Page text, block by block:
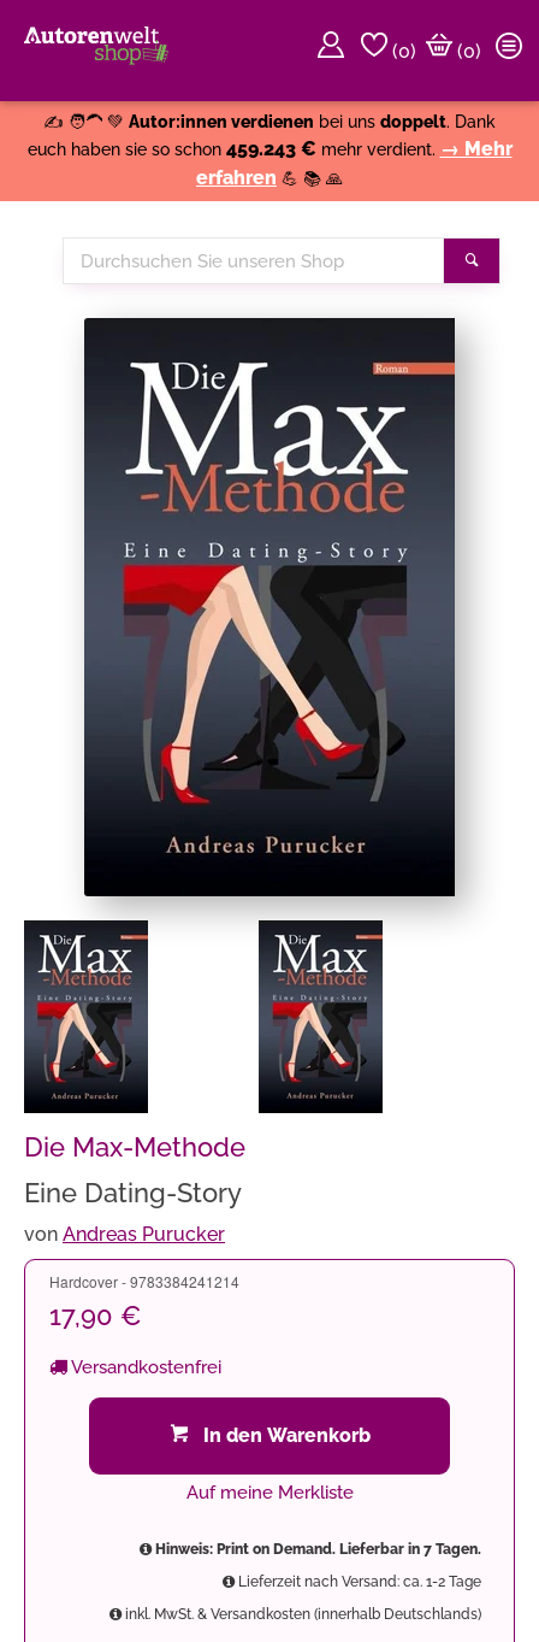
(0)
(0)
✍️ 🧑‍🦱 💚 Autor:innen verdienen bei uns doppelt. Dank
euch haben sie so schon 459.243 € mehr verdient. → Mehr
erfahren 💪 📚 🙏
Durchsuchen
Sie
Die Max-Methode
Eine Dating-Story
von Andreas Purucker
Hardcover - 9783384241214
17,90 €
Versandkostenfrei
In den Warenkorb
Auf meine Merkliste
Hinweis: Print on Demand. Lieferbar in 7 Tagen.
Lieferzeit nach Versand: ca. 1-2 Tage
inkl. MwSt. & Versandkosten (innerhalb Deutschlands)